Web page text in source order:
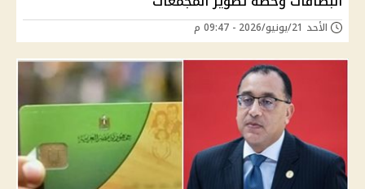
الأحد 21/يونيو/2026 - 09:47 م